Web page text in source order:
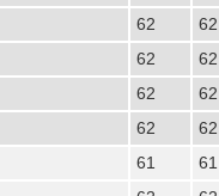
62
62
62
62
62
62
62 62
61
61